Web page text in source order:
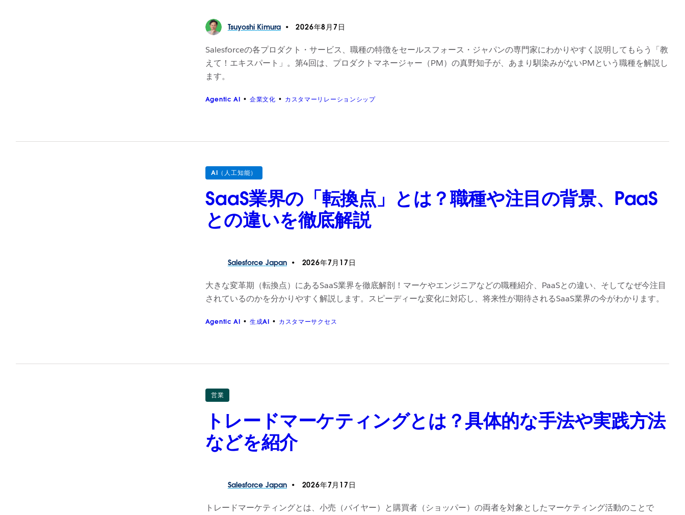
Tsuyoshi Kimura 2026年8月7日
Salesforceの各プロダクト・サービス、職種の特徴をセールスフォース・ジャパンの専門家にわかりやすく説明してもらう「教
えて！エキスパート」。第4回は、プロダクトマネージャー（PM）の真野知子が、あまり馴染みがないPMという職種を解説し
ます。
Agentic AI 企業文化 カスタマーリレーションシップ
AI（人工知能）
SaaS業界の「転換点」とは？職種や注目の背景、PaaS
との違いを徹底解説
Salesforce Japan 2026年7月17日
大きな変革期（転換点）にあるSaaS業界を徹底解剖！マーケやエンジニアなどの職種紹介、PaaSとの違い、そしてなぜ今注目
されているのかを分かりやすく解説します。スピーディーな変化に対応し、将来性が期待されるSaaS業界の今がわかります。
Agentic AI 生成AI カスタマーサクセス
営業
トレードマーケティングとは？具体的な手法や実践方法
などを紹介
Salesforce Japan 2026年7月17日
トレードマーケティングとは、小売（バイヤー）と購買者（ショッパー）の両者を対象としたマーケティング活動のことで